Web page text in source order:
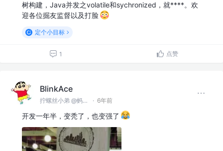
树构建，Java并发之volatile和sychronized，就****。欢
迎各位掘友监督以及打脸
定个小目标
1 点赞
BlinkAce
拧螺丝小弟 @蚂蚁集团 · 6年前
开发一年半，变秃了，也变强了